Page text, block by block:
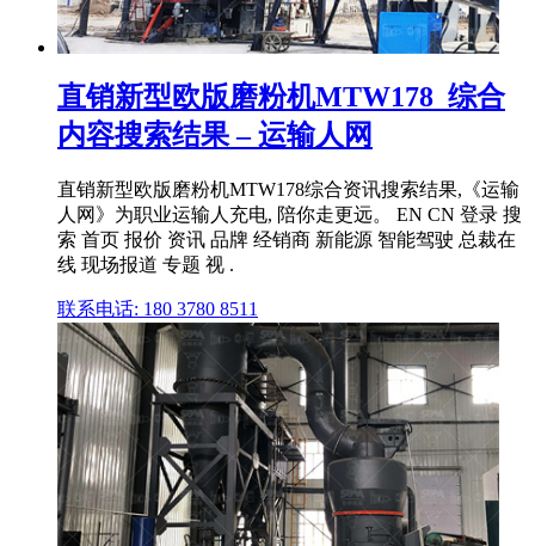
直销新型欧版磨粉机MTW178_综合
内容搜索结果 – 运输人网
直销新型欧版磨粉机MTW178综合资讯搜索结果,《运输
人网》为职业运输人充电, 陪你走更远。 EN CN 登录 搜
索 首页 报价 资讯 品牌 经销商 新能源 智能驾驶 总裁在
线 现场报道 专题 视 .
联系电话: 180 3780 8511